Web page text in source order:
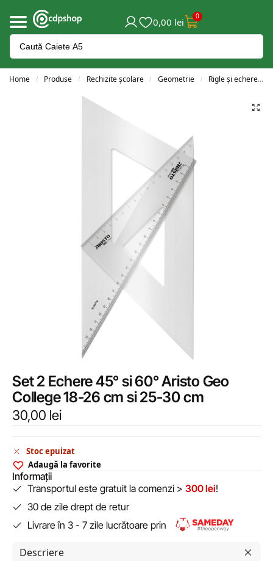
0,00 lei 0
Home / Produse / Rechizite școlare / Geometrie / Rigle și echere
Set 2 Echere 45° si 60° Aristo Geo
College 18-26 cm si 25-30 cm
30,00 lei
Stoc epuizat
Adaugă la favorite
Informații
Transportul este gratuit la comenzi > 300 lei!
30 de zile drept de retur
Livrare în 3 - 7 zile lucrătoare prin
Descriere